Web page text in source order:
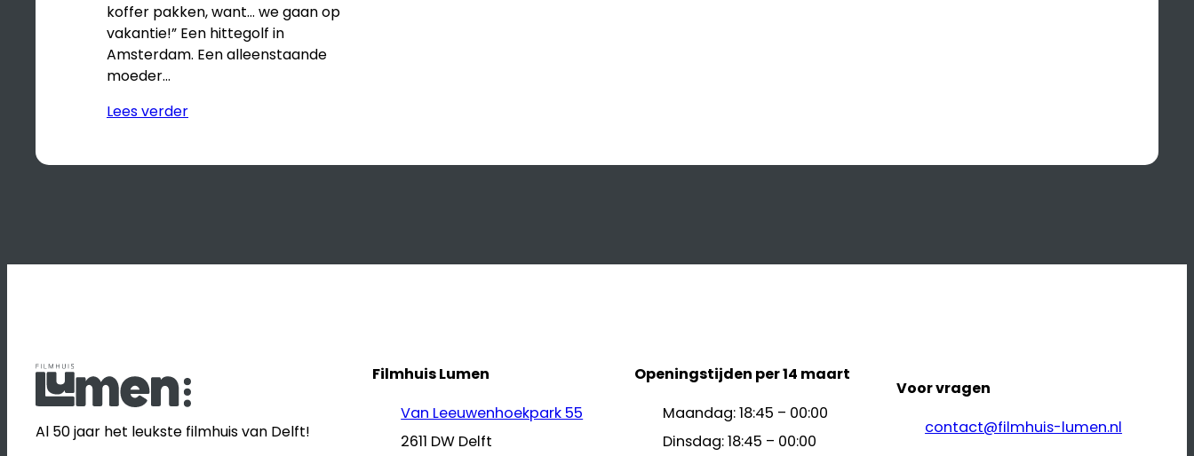
koffer pakken, want… we gaan op
vakantie!” Een hittegolf in
Amsterdam. Een alleenstaande
moeder…
Lees verder
Al 50 jaar het leukste filmhuis van Delft!
Filmhuis Lumen
Van Leeuwenhoekpark 55
2611 DW Delft
Openingstijden per 14 maart
Maandag: 18:45 – 00:00
Dinsdag: 18:45 – 00:00
Voor vragen
contact@filmhuis-lumen.nl